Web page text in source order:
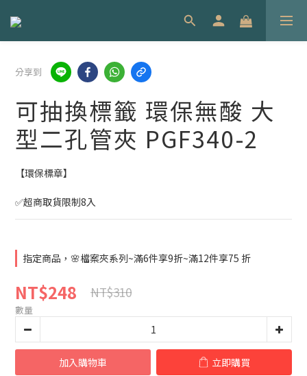
分享到
可抽換標籤 環保無酸 大
型二孔管夾 PGF340-2
【環保標章】
✅超商取貨限制8入
指定商品，🌸檔案夾系列~滿6件享9折~滿12件享75 折
NT$248 NT$310
數量
加入購物車 立即購買